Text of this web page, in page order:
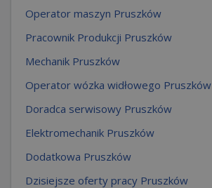
Operator maszyn Pruszków
Pracownik Produkcji Pruszków
Mechanik Pruszków
Operator wózka widłowego Pruszków
Doradca serwisowy Pruszków
Elektromechanik Pruszków
Dodatkowa Pruszków
Dzisiejsze oferty pracy Pruszków